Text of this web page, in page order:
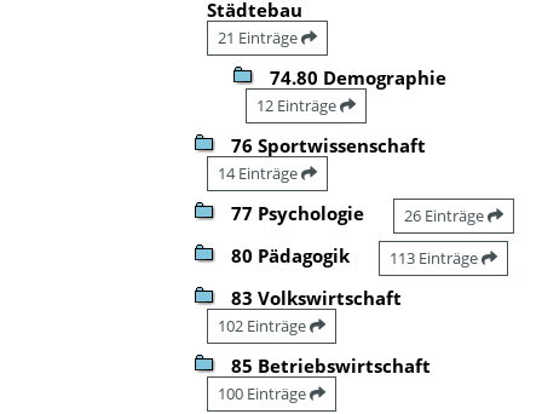
Städtebau
21 Einträge
74.80 Demographie
12 Einträge
76 Sportwissenschaft
14 Einträge
77 Psychologie 26 Einträge
80 Pädagogik 113 Einträge
83 Volkswirtschaft
102 Einträge
85 Betriebswirtschaft
100 Einträge